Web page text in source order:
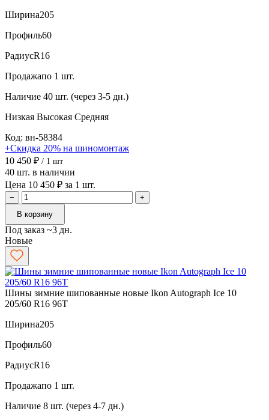
Ширина205
Профиль60
РадиусR16
Продажапо 1 шт.
Наличие 40 шт. (через 3-5 дн.)
Низкая Высокая Средняя
Код: вн-58384
+Скидка 20% на шиномонтаж
10 450 ₽ / 1 шт
40 шт. в наличии
Цена 10 450 ₽ за 1 шт.
−
+
В корзину
Под заказ ~3 дн.
Новые
Шины зимние шипованные новые Ikon Autograph Ice 10
205/60 R16 96T
Ширина205
Профиль60
РадиусR16
Продажапо 1 шт.
Наличие 8 шт. (через 4-7 дн.)